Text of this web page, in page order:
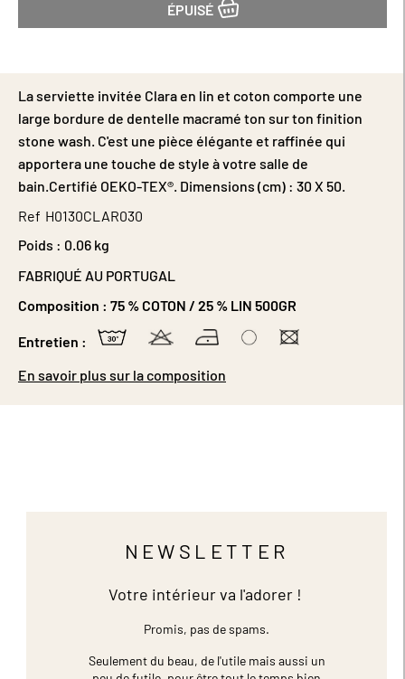
ÉPUISÉ
La serviette invitée Clara en lin et coton comporte une
large bordure de dentelle macramé ton sur ton finition
stone wash. C'est une pièce élégante et raffinée qui
apportera une touche de style à votre salle de
bain.Certifié OEKO-TEX®. Dimensions (cm) : 30 X 50.
Ref H0130CLAR030
Poids : 0.06 kg
FABRIQUÉ AU PORTUGAL
Composition : 75 % COTON / 25 % LIN 500GR
Entretien :
En savoir plus sur la composition
NEWSLETTER
Votre intérieur va l'adorer !
Promis, pas de spams.
Seulement du beau, de l'utile mais aussi un